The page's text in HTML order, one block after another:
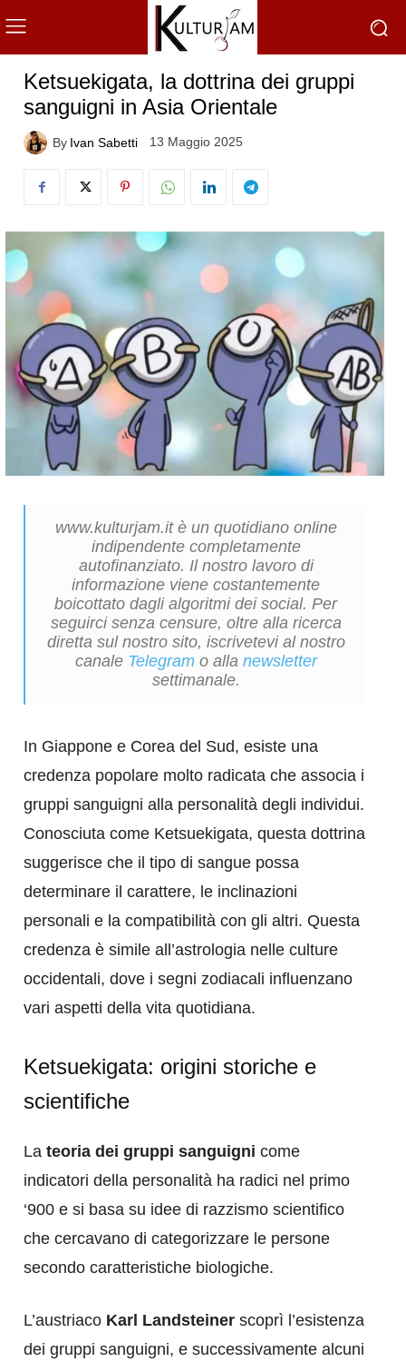
Ketsuekigata, la dottrina dei gruppi
sanguigni in Asia Orientale
By Ivan Sabetti 13 Maggio 2025
www.kulturjam.it è un quotidiano online
indipendente completamente
autofinanziato. Il nostro lavoro di
informazione viene costantemente
boicottato dagli algoritmi dei social. Per
seguirci senza censure, oltre alla ricerca
diretta sul nostro sito, iscrivetevi al nostro
canale Telegram o alla newsletter
settimanale.
In Giappone e Corea del Sud, esiste una
credenza popolare molto radicata che associa i
gruppi sanguigni alla personalità degli individui.
Conosciuta come Ketsuekigata, questa dottrina
suggerisce che il tipo di sangue possa
determinare il carattere, le inclinazioni
personali e la compatibilità con gli altri. Questa
credenza è simile all’astrologia nelle culture
occidentali, dove i segni zodiacali influenzano
vari aspetti della vita quotidiana.
Ketsuekigata: origini storiche e
scientifiche
La teoria dei gruppi sanguigni come
indicatori della personalità ha radici nel primo
‘900 e si basa su idee di razzismo scientifico
che cercavano di categorizzare le persone
secondo caratteristiche biologiche.
L’austriaco Karl Landsteiner scoprì l’esistenza
dei gruppi sanguigni, e successivamente alcuni